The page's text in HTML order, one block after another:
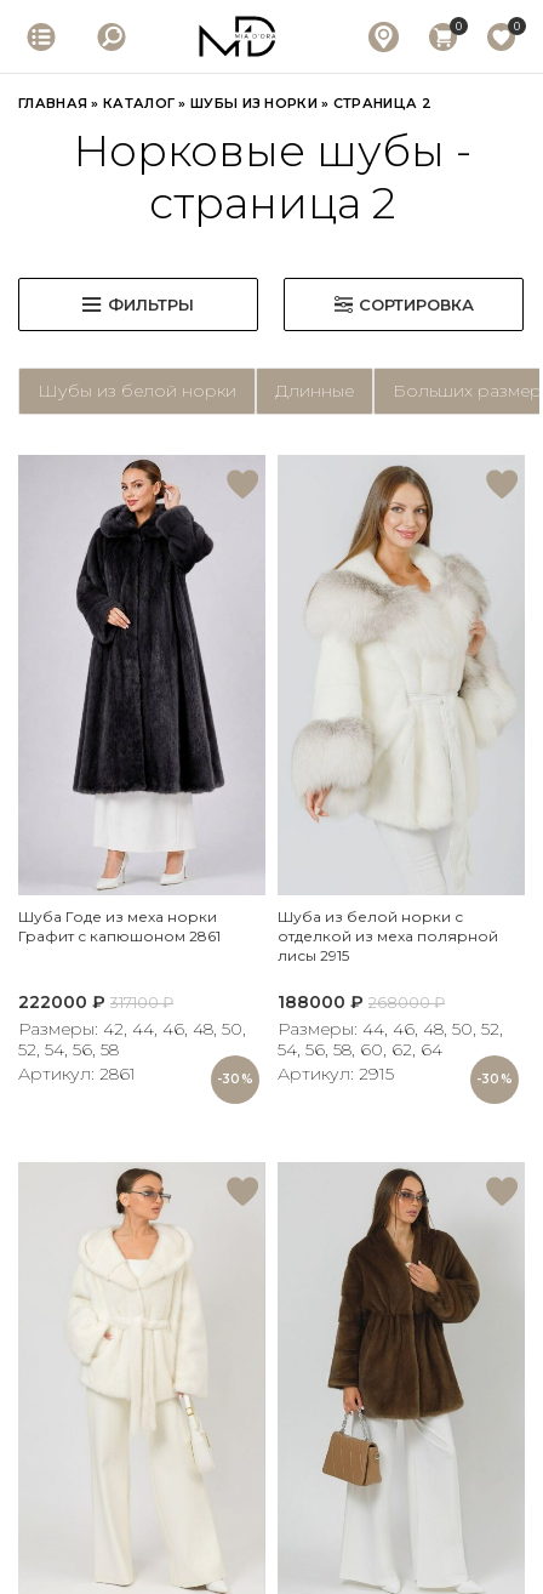
0 0
ГЛАВНАЯ »КАТАЛОГ »ШУБЫ ИЗ НОРКИ» СТРАНИЦА 2
Норковые шубы -
страница 2
Шубы из белой норки Длинные Больших
ФИЛЬТРЫ СОРТИРОВКА
-30%
Шуба Годе из меха норки
Графит с капюшоном 2861
222000 ₽ 317100₽
Размеры: 42, 44, 46, 48, 50,
52, 54, 56, 58
Артикул: 2861
-30%
Шуба из белой норки с
отделкой из меха полярной
лисы 2915
188000 ₽ 268000₽
Размеры: 44, 46, 48, 50, 52,
54, 56, 58, 60, 62, 64
Артикул: 2915